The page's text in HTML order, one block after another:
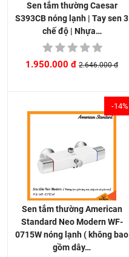
Sen tắm thường Caesar
S393CB nóng lạnh | Tay sen 3
chế độ | Nhựa…
1.950.000 đ 2.646.000 đ
-14%
Sen tắm thường American
Standard Neo Modern WF-
0715W nóng lạnh ( không bao
gồm dây…